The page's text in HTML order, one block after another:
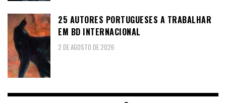
25 AUTORES PORTUGUESES A TRABALHAR
EM BD INTERNACIONAL
2 DE AGOSTO DE 2026